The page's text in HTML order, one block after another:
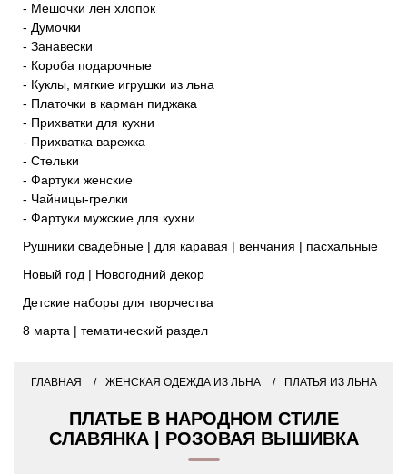
- Мешочки лен хлопок
- Думочки
- Занавески
- Короба подарочные
- Куклы, мягкие игрушки из льна
- Платочки в карман пиджака
- Прихватки для кухни
- Прихватка варежка
- Стельки
- Фартуки женские
- Чайницы-грелки
- Фартуки мужские для кухни
Рушники свадебные | для каравая | венчания | пасхальные
Новый год | Новогодний декор
Детские наборы для творчества
8 марта | тематический раздел
ГЛАВНАЯ ЖЕНСКАЯ ОДЕЖДА ИЗ ЛЬНА ПЛАТЬЯ ИЗ ЛЬНА
ПЛАТЬЕ В НАРОДНОМ СТИЛЕ
СЛАВЯНКА | РОЗОВАЯ ВЫШИВКА